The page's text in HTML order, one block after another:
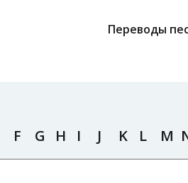
Переводы
F G H I J K L M